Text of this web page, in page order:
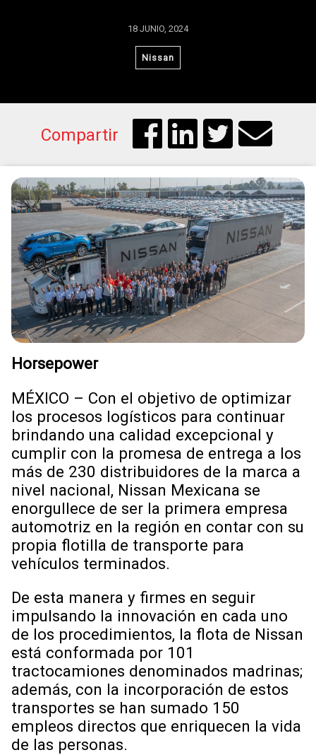
18 JUNIO, 2024
Nissan
Compartir
Horsepower
MÉXICO – Con el objetivo de optimizar
los procesos logísticos para continuar
brindando una calidad excepcional y
cumplir con la promesa de entrega a los
más de 230 distribuidores de la marca a
nivel nacional, Nissan Mexicana se
enorgullece de ser la primera empresa
automotriz en la región en contar con su
propia flotilla de transporte para
vehículos terminados.
De esta manera y firmes en seguir
impulsando la innovación en cada uno
de los procedimientos, la flota de Nissan
está conformada por 101
tractocamiones denominados madrinas;
además, con la incorporación de estos
transportes se han sumado 150
empleos directos que enriquecen la vida
de las personas.